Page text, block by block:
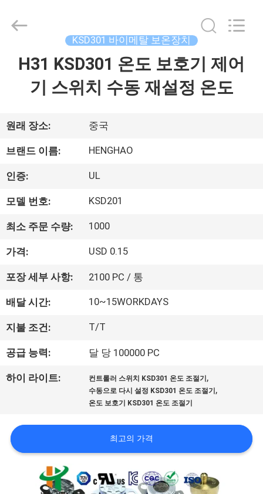
품
소
개
쇼
회
사
소
개
공
투
어
2026
Electric
KSD301 바이메탈 보온장치
H31 KSD301 온도 보호기 제어
기 스위치 수동 재설정 온도
원래 장소: 중국
브랜드 이름: HENGHAO
인증: UL
모델 번호: KSD201
최소 주문 수량: 1000
가격: USD 0.15
포장 세부 사항: 2100 PC / 통
배달 시간: 10~15WORKDAYS
지불 조건: T/T
공급 능력: 달 당 100000 PC
하이 라이트: 컨트롤러 스위치 KSD301 온도 조절기 ,
수동으로 다시 설정 KSD301 온도 조절기 ,
온도 보호기 KSD301 온도 조절기
최고의 가격